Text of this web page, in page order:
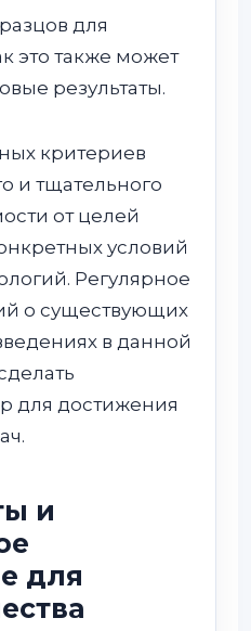
для
это также может
результаты.
критериев
и тщательного
от целей
условий
Регулярное
о существующих
в данной
для достижения
и
для